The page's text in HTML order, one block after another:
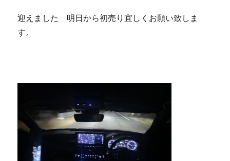
迎えました 明日から初売り宜しくお願い致しま
す。